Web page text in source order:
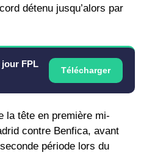
détenu jusqu’alors par
FPL
Télécharger
la tête en première mi-
contre Benfica, avant
période lors du